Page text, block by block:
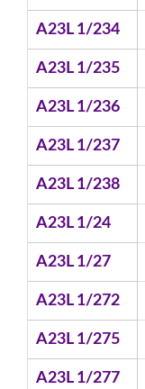
A23L 1/234
A23L 1/235
A23L 1/236
A23L 1/237
A23L 1/238
A23L 1/24
A23L 1/27
A23L 1/272
A23L 1/275
A23L 1/277